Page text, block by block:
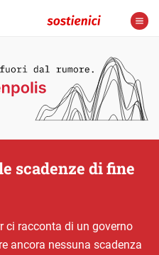
scadenze di fine
ci racconta di un governo
ancora nessuna scadenza